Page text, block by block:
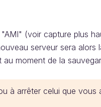
(voir capture plus
serveur sera alors
moment de la
à arrêter celui que vous